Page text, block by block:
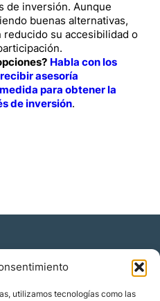
utilizamos tecnologías como las
de inversión. Aunque
buenas alternativas,
su accesibilidad o
Habla con los
asesoría
para obtener la
de inversión.
ciudadanía